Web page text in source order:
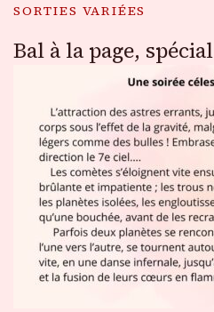
SORTIES VARIÉES
Bal à la page,